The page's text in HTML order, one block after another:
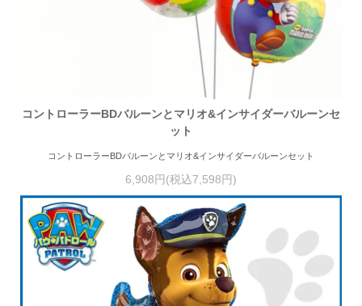
コントローラーBDバルーンとマリオ&インサイダーバルーンセ
ット
コントローラーBDバルーンとマリオ&インサイダーバルーンセット
6,908円(税込7,598円)